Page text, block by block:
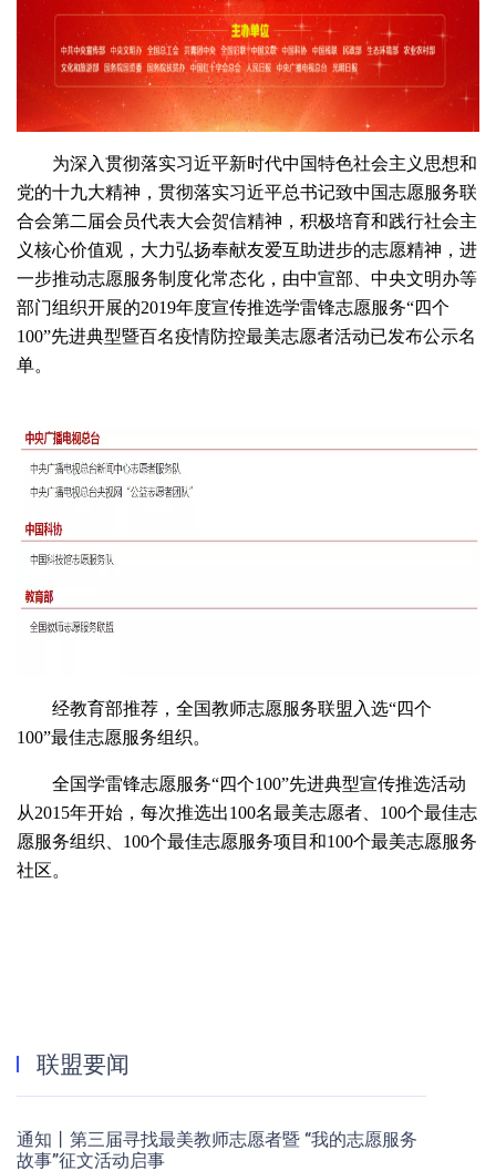
为深入贯彻落实习近平新时代中国特色社会主义思想和
党的十九大精神，贯彻落实习近平总书记致中国志愿服务联
合会第二届会员代表大会贺信精神，积极培育和践行社会主
义核心价值观，大力弘扬奉献友爱互助进步的志愿精神，进
一步推动志愿服务制度化常态化，由中宣部、中央文明办等
部门组织开展的2019年度宣传推选学雷锋志愿服务“四个
100”先进典型暨百名疫情防控最美志愿者活动已发布公示名
单。
经教育部推荐，全国教师志愿服务联盟入选“四个
100”最佳志愿服务组织。
全国学雷锋志愿服务“四个100”先进典型宣传推选活动
从2015年开始，每次推选出100名最美志愿者、100个最佳志
愿服务组织、100个最佳志愿服务项目和100个最美志愿服务
社区。
联盟要闻
通知丨第三届寻找最美教师志愿者暨 “我的志愿服务
故事”征文活动启事